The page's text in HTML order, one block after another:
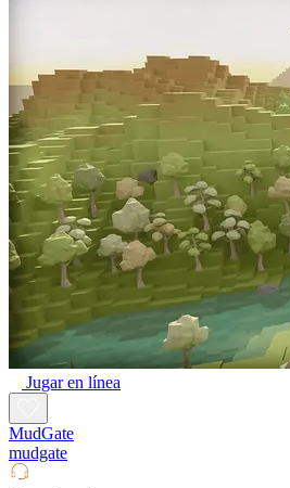
Jugar en línea
MudGate
mudgate